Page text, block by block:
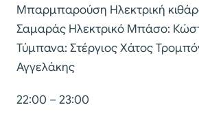
Μπαρµπαρούση Ηλεκτρική
Σαµαράς Ηλεκτρικό Μπάσο:
Τύµπανα: Στέργιος Χάτος
Αγγελάκης
22:00 – 23:00